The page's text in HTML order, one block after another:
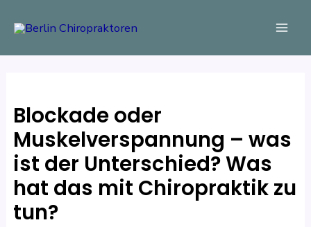
Inhalt
Blockade oder
Muskelverspannung – was
ist der Unterschied? Was
hat das mit Chiropraktik zu
tun?